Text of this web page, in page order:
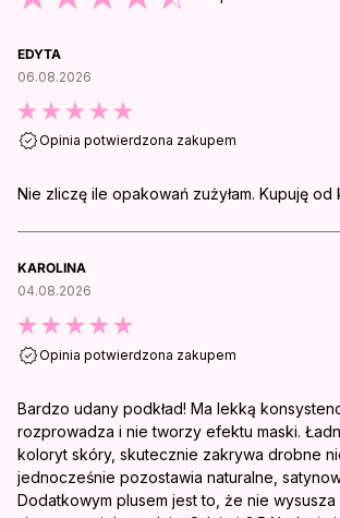
EDYTA
06.08.2026
Opinia potwierdzona zakupem
Nie zliczę ile opakowań zużyłam. Kupuję od
KAROLINA
04.08.2026
Opinia potwierdzona zakupem
Bardzo udany podkład! Ma lekką
rozprowadza i nie tworzy efektu maski.
koloryt skóry, skutecznie zakrywa drobne
jednocześnie pozostawia naturalne,
Dodatkowym plusem jest to, że nie